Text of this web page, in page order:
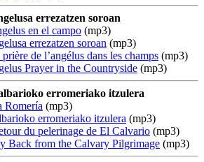
errezatzen soroan
en el campo (mp3)
errezatzen soroan (mp3)
de l’angélus dans les champs (mp3)
Prayer in the Countryside (mp3)
erromeriako itzulera
Romería (mp3)
erromeriako itzulera (mp3)
du pelerinage de El Calvario (mp3)
Back from the Calvary Pilgrimage (mp3)